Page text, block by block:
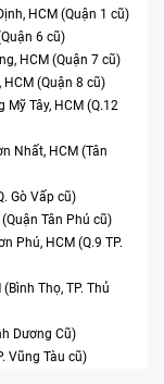
HCM (Quận 1 cũ)
6 cũ)
HCM (Quận 7 cũ)
HCM (Quận 8 cũ)
Tây, HCM (Q.12
Nhất, HCM (Tân
Gò Vấp cũ)
Tân Phú cũ)
Phú, HCM (Q.9 TP.
Thọ, TP. Thủ
Dương Cũ)
Vũng Tàu cũ)